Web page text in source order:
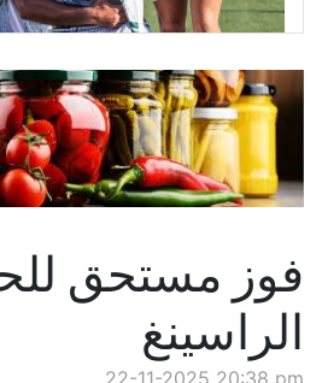
فوز مستحق
الراسينغ